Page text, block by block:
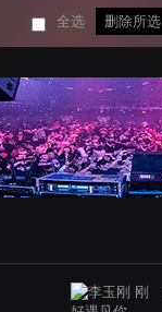
全选 删除所选